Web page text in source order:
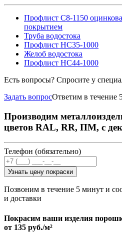
Профлист С8-1150
покрытием
Труба водостока
Профлист НС35-1000
Желоб водостока
Профлист НС44-1000
Есть вопросы? Спросите у
Задать вопросОтветим в течение
Производим
цветов RAL, RR, ПМ, с
Телефон (обязательно)
Узнать цену покраски
Позвоним в течение 5 минут и
и доставки
Покрасим ваши изделия
от 135 руб./м²